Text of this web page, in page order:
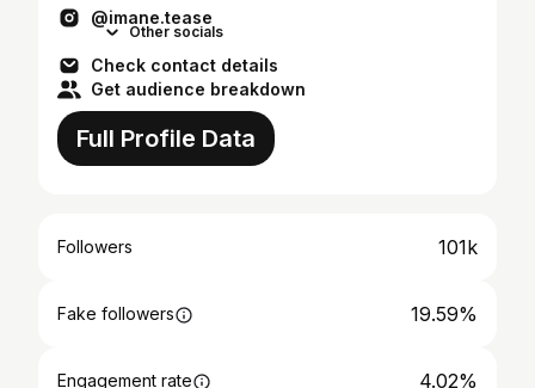
@imane.tease
Other socials
Check contact details
Get audience breakdown
Full Profile Data
Followers 101k
Fake followers 19.59%
Engagement rate 4.02%